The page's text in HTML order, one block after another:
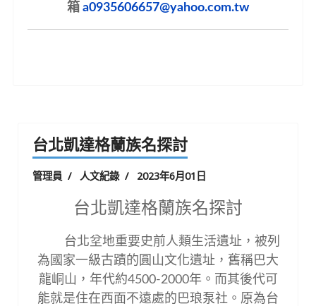
箱 a0935606657@yahoo.com.tw
台北凱達格蘭族名探討
管理員 人文紀錄 2023年6月01日
台北凱達格蘭族名探討
台北坌地重要史前人類生活遺址，被列
為國家一級古蹟的圓山文化遺址，舊稱巴大
龍峒山，年代約4500-2000年。而其後代可
能就是住在西面不遠處的巴琅泵社。原為台